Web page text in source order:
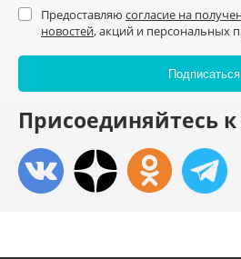
Предоставляю согласие на
новостей, акций и персональных
Присоединяйтесь